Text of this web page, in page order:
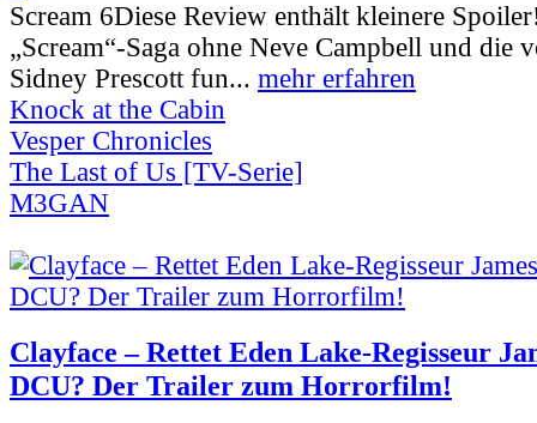
Scream 6Diese Review enthält kleinere
„Scream“-Saga ohne Neve Campbell und die
Sidney Prescott fun... mehr erfahren
Knock at the Cabin
Vesper Chronicles
The Last of Us [TV-Serie]
M3GAN
Clayface – Rettet Eden Lake-Regisseur
DCU? Der Trailer zum Horrorfilm!